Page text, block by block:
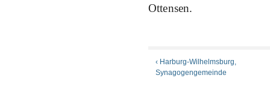
Ottensen.
‹ Harburg-Wilhelmsburg,
Synagogengemeinde